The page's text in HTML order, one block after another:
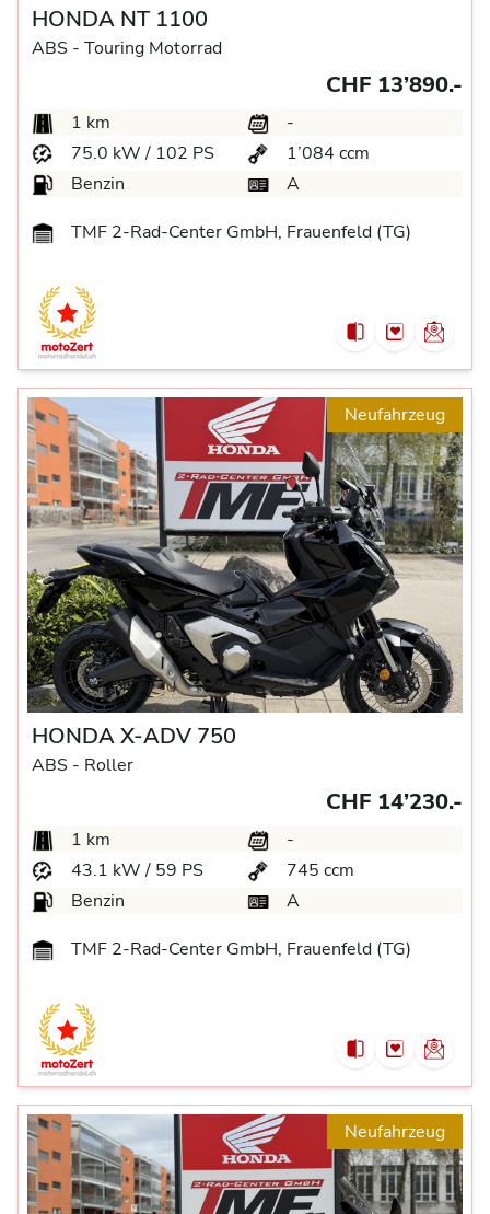
HONDA NT 1100
ABS - Touring Motorrad
CHF 13’890.-
1 km
-
75.0 kW / 102 PS
1’084 ccm
Benzin
A
TMF 2-Rad-Center GmbH, Frauenfeld (TG)
Neufahrzeug
HONDA X-ADV 750
ABS - Roller
CHF 14’230.-
1 km
-
43.1 kW / 59 PS
745 ccm
Benzin
A
TMF 2-Rad-Center GmbH, Frauenfeld (TG)
Neufahrzeug